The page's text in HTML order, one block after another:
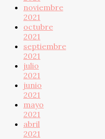
noviembre
2021
octubre
2021
septiembre
2021
julio
2021
junio
2021
mayo
2021
abril
2021